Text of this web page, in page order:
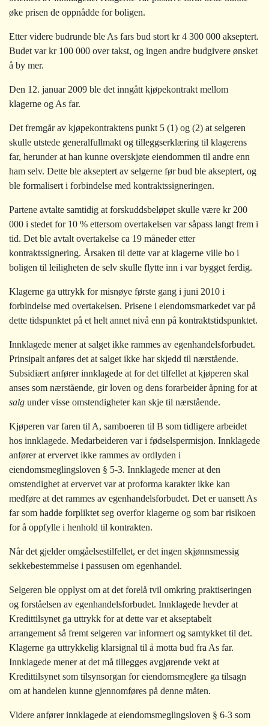
øke prisen de oppnådde for boligen.
Etter videre budrunde ble As fars bud stort kr 4 300 000 akseptert.
Budet var kr 100 000 over takst, og ingen andre budgivere ønsket
å by mer.
Den 12. januar 2009 ble det inngått kjøpekontrakt mellom
klagerne og As far.
Det fremgår av kjøpekontraktens punkt 5 (1) og (2) at selgeren
skulle utstede generalfullmakt og tilleggserklæring til klagerens
far, herunder at han kunne overskjøte eiendommen til andre enn
ham selv. Dette ble akseptert av selgerne før bud ble akseptert, og
ble formalisert i forbindelse med kontraktssigneringen.
Partene avtalte samtidig at forskuddsbeløpet skulle være kr 200
000 i stedet for 10 % ettersom overtakelsen var såpass langt frem i
tid. Det ble avtalt overtakelse ca 19 måneder etter
kontraktssignering. Årsaken til dette var at klagerne ville bo i
boligen til leiligheten de selv skulle flytte inn i var bygget ferdig.
Klagerne ga uttrykk for misnøye første gang i juni 2010 i
forbindelse med overtakelsen. Prisene i eiendomsmarkedet var på
dette tidspunktet på et helt annet nivå enn på kontraktstidspunktet.
Innklagede mener at salget ikke rammes av egenhandelsforbudet.
Prinsipalt anføres det at salget ikke har skjedd til nærstående.
Subsidiært anfører innklagede at for det tilfellet at kjøperen skal
anses som nærstående, gir loven og dens forarbeider åpning for at
salg under visse omstendigheter kan skje til nærstående.
Kjøperen var faren til A, samboeren til B som tidligere arbeidet
hos innklagede. Medarbeideren var i fødselspermisjon. Innklagede
anfører at ervervet ikke rammes av ordlyden i
eiendomsmeglingsloven § 5-3. Innklagede mener at den
omstendighet at ervervet var at proforma karakter ikke kan
medføre at det rammes av egenhandelsforbudet. Det er uansett As
far som hadde forpliktet seg overfor klagerne og som bar risikoen
for å oppfylle i henhold til kontrakten.
Når det gjelder omgåelsestilfellet, er det ingen skjønnsmessig
sekkebestemmelse i passusen om egenhandel.
Selgeren ble opplyst om at det forelå tvil omkring praktiseringen
og forståelsen av egenhandelsforbudet. Innklagede hevder at
Kredittilsynet ga uttrykk for at dette var et akseptabelt
arrangement så fremt selgeren var informert og samtykket til det.
Klagerne ga uttrykkelig klarsignal til å motta bud fra As far.
Innklagede mener at det må tillegges avgjørende vekt at
Kredittilsynet som tilsynsorgan for eiendomsmeglere ga tilsagn
om at handelen kunne gjennomføres på denne måten.
Videre anfører innklagede at eiendomsmeglingsloven § 6-3 som